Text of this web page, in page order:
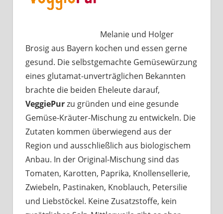
Melanie und Holger
Brosig aus Bayern kochen und essen gerne
gesund. Die selbstgemachte Gemüsewürzung
eines glutamat-unverträglichen Bekannten
brachte die beiden Eheleute darauf,
VeggiePurzu gründen und eine gesunde
Gemüse-Kräuter-Mischung zu entwickeln. Die
Zutaten kommen überwiegend aus der
Region und ausschließlich aus biologischem
Anbau. In der Original-Mischung sind das
Tomaten, Karotten, Paprika, Knollensellerie,
Zwiebeln, Pastinaken, Knoblauch, Petersilie
und Liebstöckel. Keine Zusatzstoffe, kein